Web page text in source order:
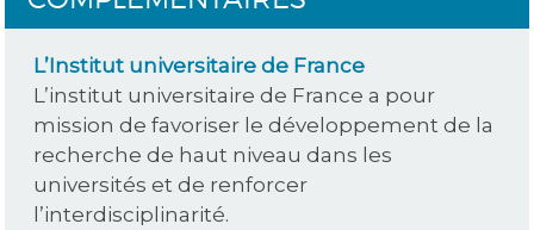
L’Institut universitaire de France
L’institut universitaire de France a pour
mission de favoriser le développement de la
recherche de haut niveau dans les
universités et de renforcer
l’interdisciplinarité.